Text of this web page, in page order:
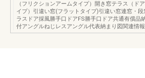
（フリクションアームタイプ）開き窓テラス（ド
イプ）引違い窓(フラットタイプ)引違い窓連窓・段
ラスドア採風勝手口ドアFS勝手口ドア共通有償品
付アングルねじレスアングル代表納まり図関連情報